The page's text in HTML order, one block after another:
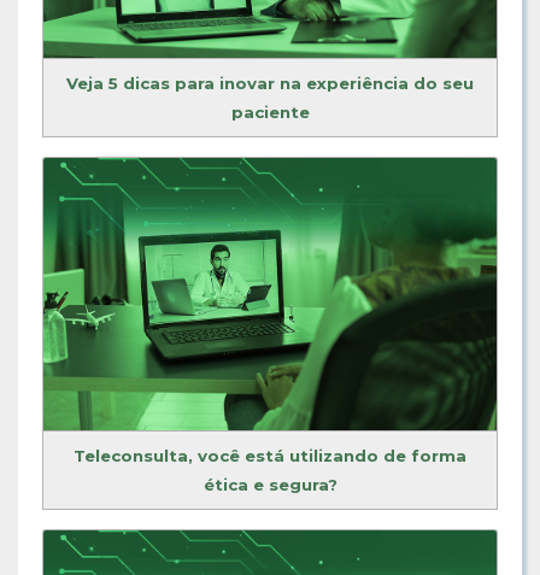
Veja 5 dicas para inovar na experiência do seu
paciente
Teleconsulta, você está utilizando de forma
ética e segura?